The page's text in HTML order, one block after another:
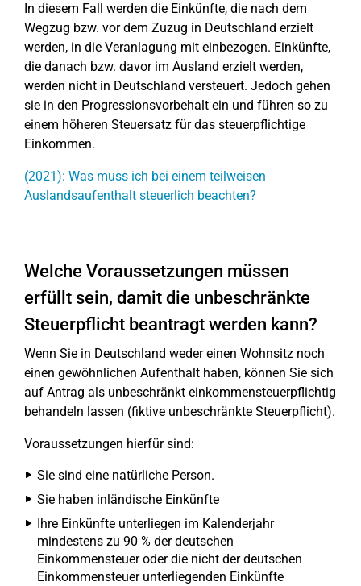
In diesem Fall werden die Einkünfte, die nach dem
Wegzug bzw. vor dem Zuzug in Deutschland erzielt
werden, in die Veranlagung mit einbezogen. Einkünfte,
die danach bzw. davor im Ausland erzielt werden,
werden nicht in Deutschland versteuert. Jedoch gehen
sie in den Progressionsvorbehalt ein und führen so zu
einem höheren Steuersatz für das steuerpflichtige
Einkommen.
(2021): Was muss ich bei einem teilweisen
Auslandsaufenthalt steuerlich beachten?
Welche Voraussetzungen müssen
erfüllt sein, damit die unbeschränkte
Steuerpflicht beantragt werden kann?
Wenn Sie in Deutschland weder einen Wohnsitz noch
einen gewöhnlichen Aufenthalt haben, können Sie sich
auf Antrag als unbeschränkt einkommensteuerpflichtig
behandeln lassen (fiktive unbeschränkte Steuerpflicht).
Voraussetzungen hierfür sind:
Sie sind eine natürliche Person.
Sie haben inländische Einkünfte
Ihre Einkünfte unterliegen im Kalenderjahr
mindestens zu 90 % der deutschen
Einkommensteuer oder die nicht der deutschen
Einkommensteuer unterliegenden Einkünfte